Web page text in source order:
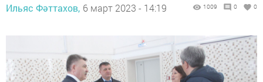
Ильяс Фәттахов, 6 март 2023 - 14:19 1009 0 0